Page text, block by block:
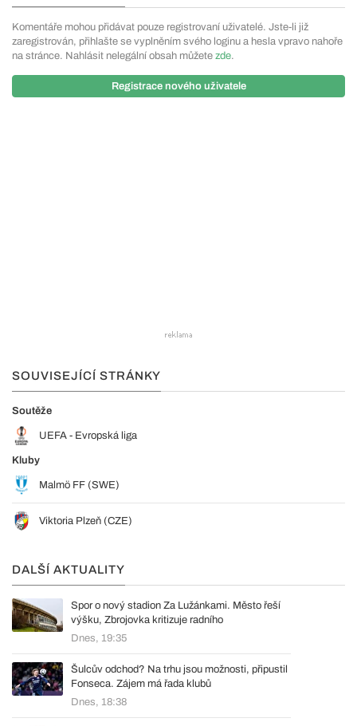
Komentáře mohou přidávat pouze registrovaní uživatelé. Jste-li již
zaregistrován, přihlašte se vyplněním svého loginu a hesla vpravo nahoře
na stránce. Nahlásit nelegální obsah můžete zde.
Registrace nového uživatele
SOUVISEJÍCÍ STRÁNKY
Soutěže
UEFA - Evropská liga
Kluby
Malmö FF (SWE)
Viktoria Plzeň (CZE)
DALŠÍ AKTUALITY
Spor o nový stadion Za Lužánkami. Město řeší
výšku, Zbrojovka kritizuje radního
Dnes, 19:35
Šulcův odchod? Na trhu jsou možnosti, připustil
Fonseca. Zájem má řada klubů
Dnes, 18:38